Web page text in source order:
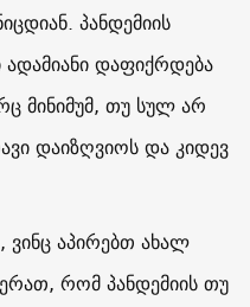
პანდემიის
დაფიქრდება
მინიმუმ, თუ სულ არ
დაიზღვიოს და კიდევ
ვინც აპირებთ ახალ
რომ პანდემიის თუ